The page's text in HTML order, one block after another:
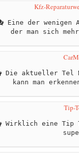
Kfz-
Eine der
der man sich
Die aktueller Tel
kann man
Tip-
Wirklich eine Tip